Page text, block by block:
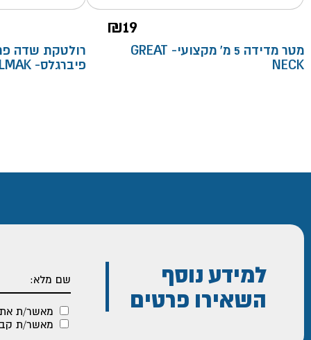
₪19
מטר מדידה 5 מ' מקצועי- GREAT
NECK
פיברגלס- TOOLMAK
למידע נוסף
השאירו פרטים
מאשר/ת
מאשר/ת